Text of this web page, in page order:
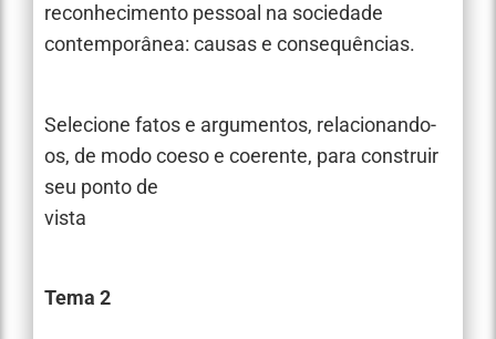
reconhecimento pessoal na sociedade
contemporânea: causas e consequências.
Selecione fatos e argumentos, relacionando-
os, de modo coeso e coerente, para construir
seu ponto de
vista
Tema 2